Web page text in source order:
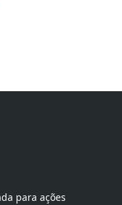
para ações